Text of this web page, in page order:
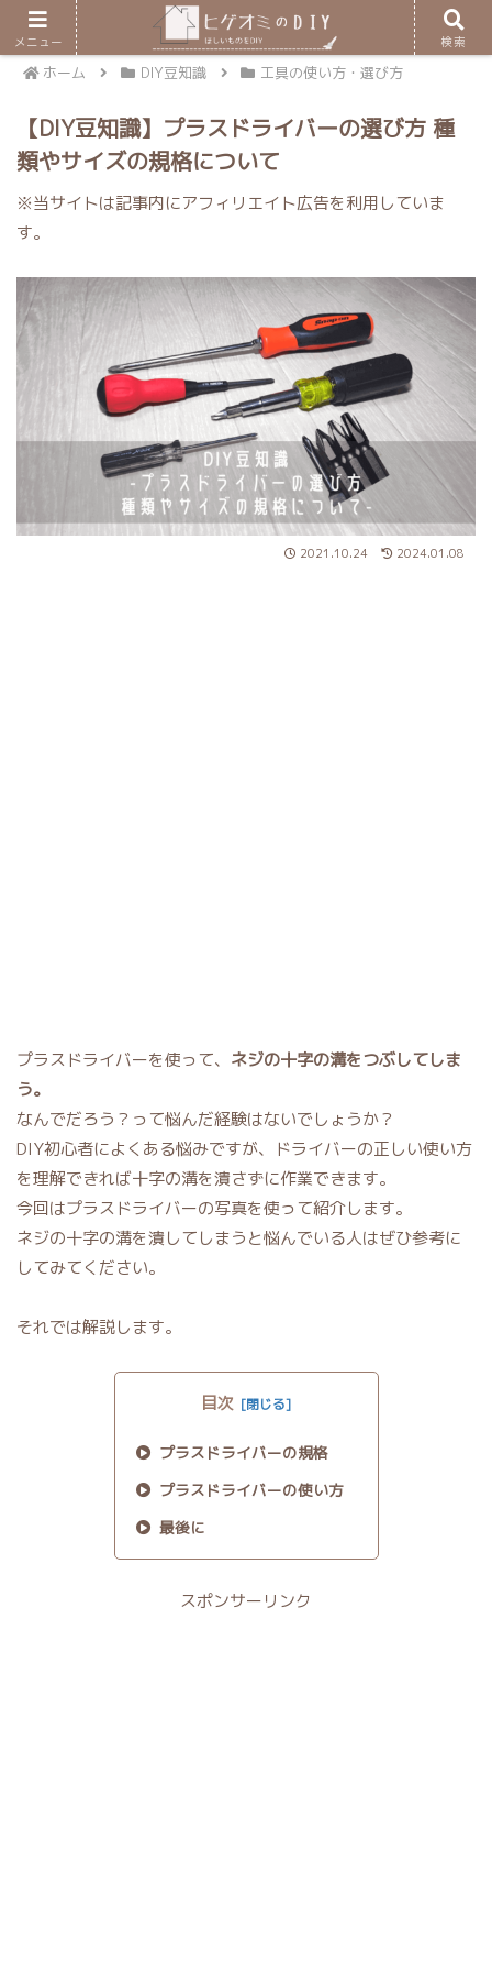
ホーム DIY豆知識 工具の使い方・選び方
【DIY豆知識】プラスドライバーの選び方 種
類やサイズの規格について
※当サイトは記事内にアフィリエイト広告を利用していま
す。
2021.10.24 2024.01.08
プラスドライバーを使って、 ネジの十字の溝をつぶしてしま
う。
なんでだろう？って悩んだ経験はないでしょうか？
DIY初心者によくある悩みですが、ドライバーの正しい使い方
を理解できれば十字の溝を潰さずに作業できます。
今回はプラスドライバーの写真を使って紹介します。
ネジの十字の溝を潰してしまうと悩んでいる人はぜひ参考に
してみてください。
それでは解説します。
目次
プラスドライバーの規格
プラスドライバーの使い方
最後に
スポンサーリンク
メニュー 検索